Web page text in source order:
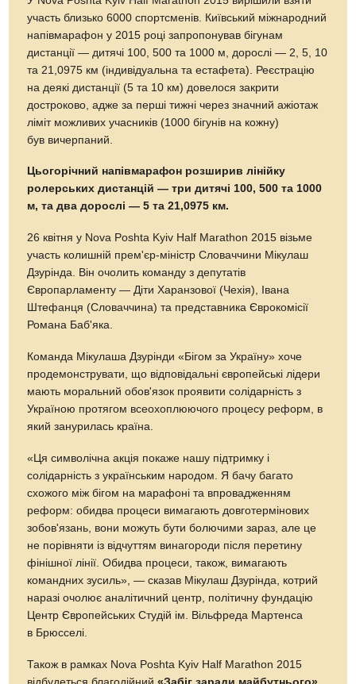
участь близько 6000 спортсменів. Київський міжнародний
напівмарафон у 2015 році запропонував бігунам
дистанції — дитячі 100, 500 та 1000 м, дорослі — 2, 5, 10
та 21,0975 км (індивідуальна та естафета). Реєстрацію
на деякі дистанції (5 та 10 км) довелося закрити
достроково, адже за перші тижні через значний ажіотаж
ліміт можливих учасників (1000 бігунів на кожну)
був вичерпаний.
Цьогорічний напівмарафон розширив лінійку
ролерських дистанцій — три дитячі 100, 500 та 1000
м, та два дорослі — 5 та 21,0975 км.
26 квітня у Nova Poshta Kyiv Half Marathon 2015 візьме
участь колишній прем'єр-міністр Словаччини Мікулаш
Дзурінда. Він очолить команду з депутатів
Європарламенту — Діти Харанзової (Чехія), Івана
Штефанця (Словаччина) та представника Єврокомісії
Романа Баб'яка.
Команда Мікулаша Дзурінди «Бігом за Україну» хоче
продемонструвати, що відповідальні європейські лідери
мають моральний обов'язок проявити солідарність з
Україною протягом всеохоплюючого процесу реформ, в
який занурилась країна.
«Ця символічна акція покаже нашу підтримку і
солідарність з українським народом. Я бачу багато
схожого між бігом на марафоні та впровадженням
реформ: обидва процеси вимагають довготермінових
зобов'язань, вони можуть бути болючими зараз, але це
не порівняти із відчуттям винагороди після перетину
фінішної лінії. Обидва процеси, також, вимагають
командних зусиль», — сказав Мікулаш Дзурінда, котрий
наразі очолює аналітичний центр, політичну фундацію
Центр Європейських Студій ім. Вільфреда Мартенса
в Брюсселі.
Також в рамках Nova Poshta Kyiv Half Marathon 2015